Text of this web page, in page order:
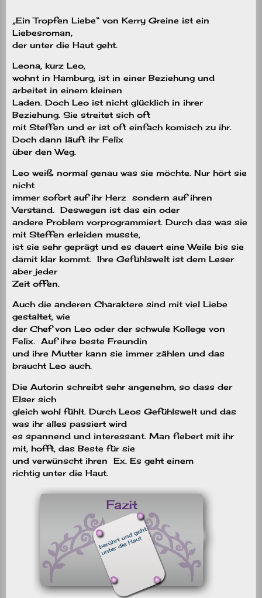
„Ein Tropfen Liebe“ von Kerry Greine ist ein
Liebesroman,
der unter die Haut geht.
Leona, kurz Leo,
wohnt in Hamburg, ist in einer Beziehung und
arbeitet in einem kleinen
Laden. Doch Leo ist nicht glücklich in ihrer
Beziehung. Sie streitet sich oft
mit Steffen und er ist oft einfach komisch zu ihr.
Doch dann läuft ihr Felix
über den Weg.
Leo weiß normal genau was sie möchte. Nur hört sie
nicht
immer sofort auf ihr Herz sondern auf ihren
Verstand.
Deswegen ist das ein oder
andere Problem vorprogrammiert. Durch das was sie
mit Steffen erleiden musste,
ist sie sehr geprägt und es dauert eine Weile bis sie
damit klar kommt.
Ihre Gefühlswelt ist dem Leser
aber jeder
Zeit offen.
Auch die anderen Charaktere sind mit viel Liebe
gestaltet, wie
der Chef von Leo oder der schwule Kollege von
Felix.
Auf ihre beste Freundin
und ihre Mutter kann sie immer zählen und das
braucht Leo auch.
Die Autorin schreibt sehr angenehm, so dass der
Elser sich
gleich wohl fühlt. Durch Leos Gefühlswelt und das
was ihr alles passiert wird
es spannend und interessant. Man fiebert mit ihr
mit, hofft, das Beste für sie
und verwünscht ihren
Ex. Es geht einem
richtig unter die Haut.